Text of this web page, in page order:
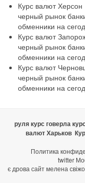
Курс валют Херсон
черный рынок
обменники на
Курс валют
черный рынок
обменники на
Курс валют
черный рынок
обменники на
руля курсговерла
валют Харьков
Политика
twitter
є дрова сайтмелена